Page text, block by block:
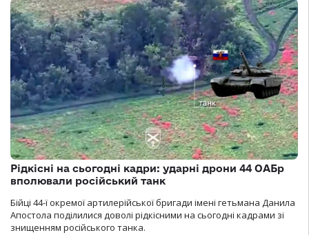
Рідкісні на сьогодні кадри: ударні дрони 44 ОАБр
вполювали російський танк
Бійці 44-ї окремої артилерійської бригади імені гетьмана Данила
Апостола поділилися доволі рідкісними на сьогодні кадрами зі
знищенням російського танка.